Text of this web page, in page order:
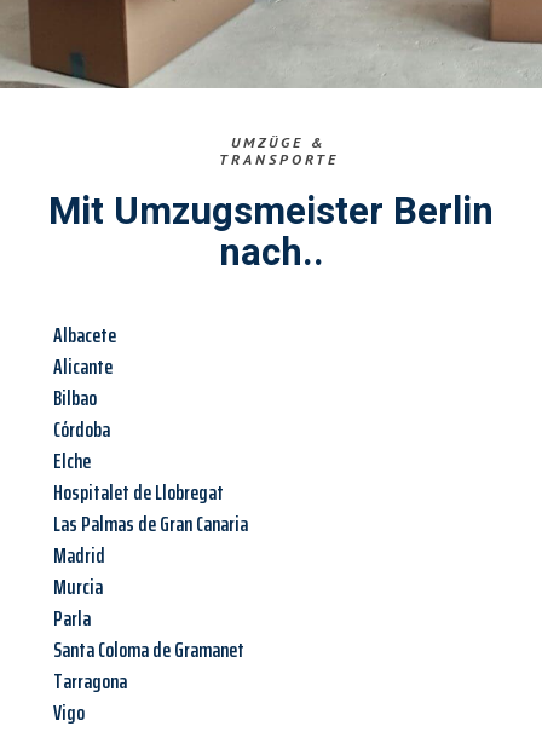
UMZÜGE &
TRANSPORTE
Mit Umzugsmeister Berlin
nach..
Albacete
Alicante
Bilbao
Córdoba
Elche
Hospitalet de Llobregat
Las Palmas de Gran Canaria
Madrid
Murcia
Parla
Santa Coloma de Gramanet
Tarragona
Vigo